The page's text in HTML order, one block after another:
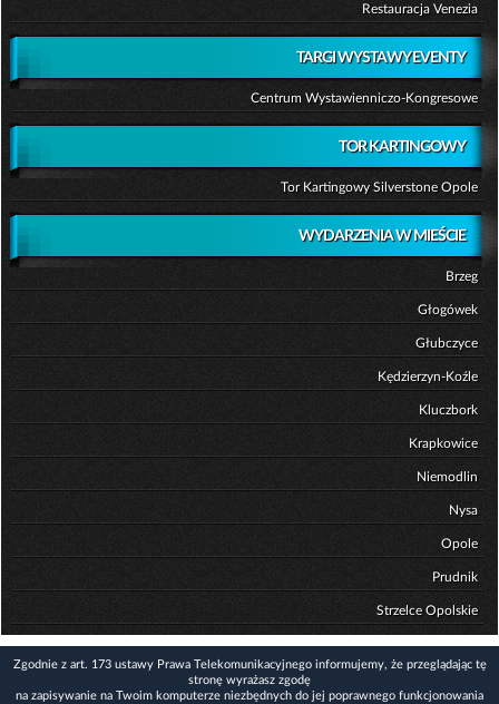
Restauracja Venezia
TARGI WYSTAWY EVENTY
Centrum Wystawienniczo-Kongresowe
TOR KARTINGOWY
Tor Kartingowy Silverstone Opole
WYDARZENIA W MIEŚCIE
Brzeg
Głogówek
Głubczyce
Kędzierzyn-Koźle
Kluczbork
Krapkowice
Niemodlin
Nysa
Opole
Prudnik
Strzelce Opolskie
Zgodnie z art. 173 ustawy Prawa Telekomunikacyjnego informujemy, że przeglądając tę
stronę wyrażasz zgodę
na zapisywanie na Twoim komputerze niezbędnych do jej poprawnego funkcjonowania